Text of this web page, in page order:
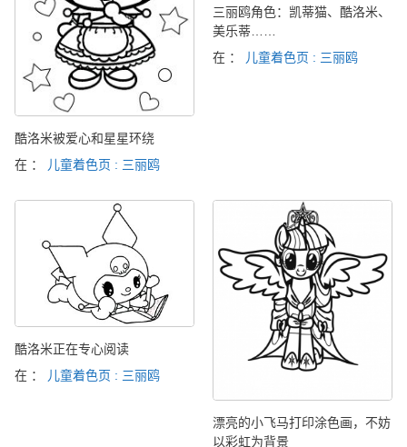
酷洛米被爱心和星星环绕
在 ：
儿童着色页 : 三丽鸥
三丽鸥角色：凯蒂猫、酷洛米、
美乐蒂……
在 ：
儿童着色页 : 三丽鸥
酷洛米正在专心阅读
在 ：
儿童着色页 : 三丽鸥
漂亮的小飞马打印涂色画，不妨
以彩虹为背景